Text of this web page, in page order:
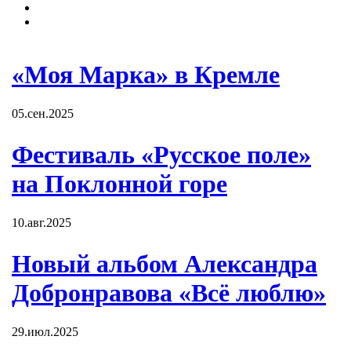
«Моя Марка» в Кремле
05.сен.2025
Фестиваль «Русское поле»
на Поклонной горе
10.авг.2025
Новый альбом Александра
Добронравова «Всё люблю»
29.июл.2025